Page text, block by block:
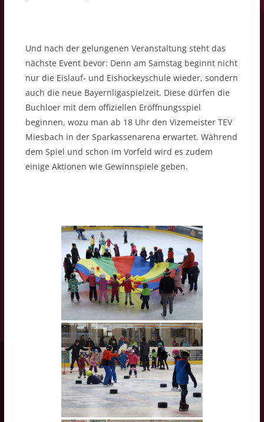
Und nach der gelungenen Veranstaltung steht das
nächste Event bevor: Denn am Samstag beginnt nicht
nur die Eislauf- und Eishockeyschule wieder, sondern
auch die neue Bayernligaspielzeit. Diese dürfen die
Buchloer mit dem offiziellen Eröffnungsspiel
beginnen, wozu man ab 18 Uhr den Vizemeister TEV
Miesbach in der Sparkassenarena erwartet. Während
dem Spiel und schon im Vorfeld wird es zudem
einige Aktionen wie Gewinnspiele geben.